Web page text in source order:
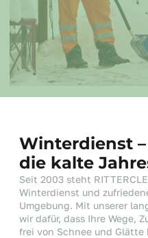
Winterdienst
die kalte
Seit 2003 steht
Winterdienst und
Umgebung. Mit unserer
wir dafür, dass Ihre Wege,
frei von Schnee und Glätte